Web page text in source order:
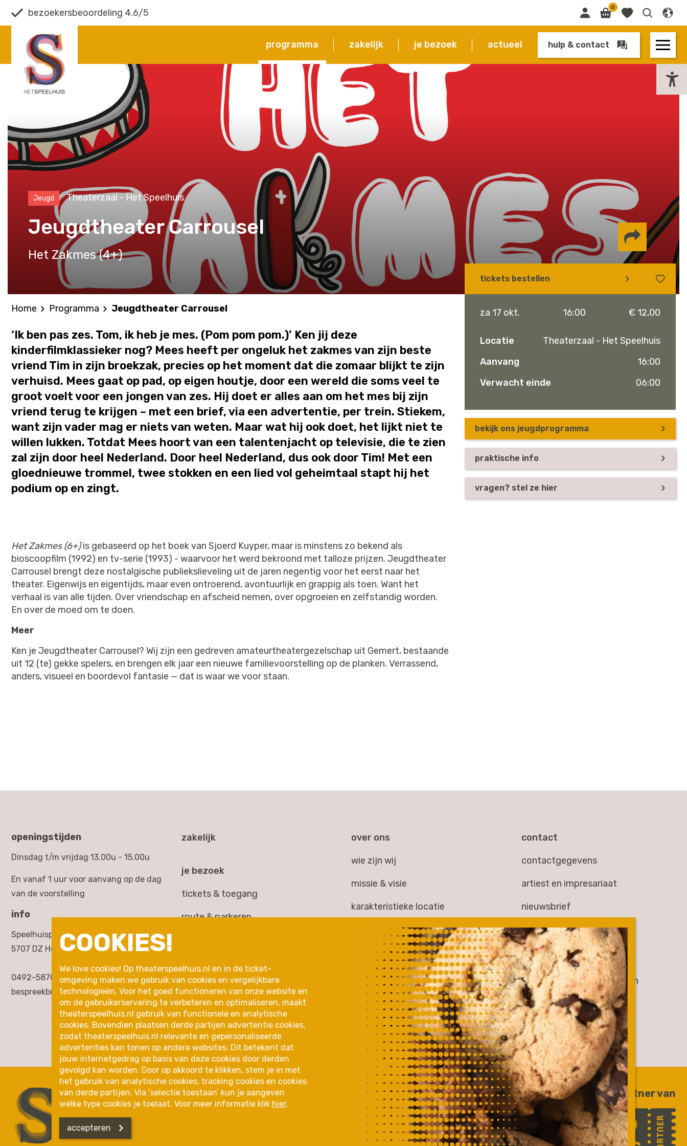
COOKIES!
We love cookies! Op theaterspeelhuis.nl en in de ticket-
omgeving maken we gebruik van cookies en vergelijkbare
technologieën. Voor het goed functioneren van onze website en
om de gebruikerservaring te verbeteren en optimaliseren, maakt
theaterspeelhuis.nl gebruik van functionele en analytische
cookies. Bovendien plaatsen derde partijen advertentie cookies,
zodat theaterspeelhuis.nl relevante en gepersonaliseerde
advertenties kan tonen op andere websites. Dit betekent dat
jouw internetgedrag op basis van deze cookies door derden
gevolgd kan worden. Door op akkoord te klikken, stem je in met
het gebruik van analytische cookies, tracking cookies en cookies
van derde partijen. Via ‘selectie toestaan’ kun je aangeven
welke type cookies je toelaat. Voor meer informatie klik hier.
accepteren
bezoekersbeoordeling 4.6/5 0
programma zakelijk je bezoek actueel hulp & contact
Jeugd Theaterzaal - Het Speelhuis
Jeugdtheater Carrousel
Het Zakmes (4+)
Delen via
Home Programma Jeugdtheater Carrousel
‘Ik ben pas zes. Tom, ik heb je mes. (Pom pom pom.)’ Ken jij deze
kinderfilmklassieker nog? Mees heeft per ongeluk het zakmes van zijn beste
vriend Tim in zijn broekzak, precies op het moment dat die zomaar blijkt te zijn
verhuisd. Mees gaat op pad, op eigen houtje, door een wereld die soms veel te
groot voelt voor een jongen van zes. Hij doet er alles aan om het mes bij zijn
vriend terug te krijgen – met een brief, via een advertentie, per trein. Stiekem,
want zijn vader mag er niets van weten. Maar wat hij ook doet, het lijkt niet te
willen lukken. Totdat Mees hoort van een talentenjacht op televisie, die te zien
zal zijn door heel Nederland. Door heel Nederland, dus ook door Tim! Met een
gloednieuwe trommel, twee stokken en een lied vol geheimtaal stapt hij het
podium op en zingt.
Het Zakmes (6+)is gebaseerd op het boek van Sjoerd Kuyper, maar is minstens zo bekend als
bioscoopfilm (1992) en tv-serie (1993) - waarvoor het werd bekroond met talloze prijzen. Jeugdtheater
Carrousel brengt deze nostalgische publiekslieveling uit de jaren negentig voor het eerst naar het
theater. Eigenwijs en eigentijds, maar even ontroerend, avontuurlijk en grappig als toen. Want het
verhaal is van alle tijden. Over vriendschap en afscheid nemen, over opgroeien en zelfstandig worden.
En over de moed om te doen.
Meer
Ken je Jeugdtheater Carrousel? Wij zijn een gedreven amateurtheatergezelschap uit Gemert, bestaande
uit 12 (te) gekke spelers, en brengen elk jaar een nieuwe familievoorstelling op de planken. Verrassend,
anders, visueel en boordevol fantasie — dat is waar we voor staan.
tickets bestellen
za 17 okt. 16:00 € 12,00
Locatie
Theaterzaal - Het Speelhuis
Aanvang
16:00
Verwacht einde
06:00
bekijk ons jeugdprogramma
praktische info
vragen? stel ze hier
openingstijden
Dinsdag t/m vrijdag 13.00u - 15.00u
En vanaf 1 uur voor aanvang op de dag
van de voorstelling
info
Speelhuisplein 2,
5707 DZ Helmond
0492-587000
bespreekbureau@theaterspeelhuis.nl
zakelijk
je bezoek
tickets & toegang
route & parkeren
rondleidingen
inleidingen & extra's
in de buurt
over ons
wie zijn wij
missie & visie
karakteristieke locatie
huisgezelschap
jaarverslag 2025
partners & samenwerkingen
contact
contactgegevens
artiest en impresariaat
nieuwsbrief
overig
werken bij
partners & samenwerkingen
Trotse partner van